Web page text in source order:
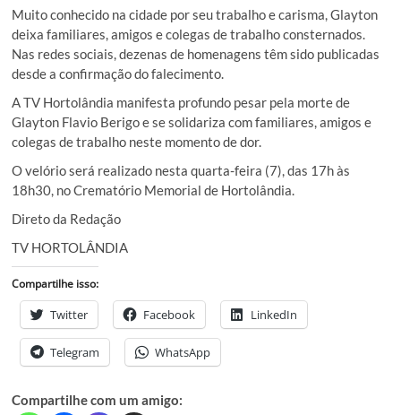
Muito conhecido na cidade por seu trabalho e carisma, Glayton
deixa familiares, amigos e colegas de trabalho consternados.
Nas redes sociais, dezenas de homenagens têm sido publicadas
desde a confirmação do falecimento.
A TV Hortolândia manifesta profundo pesar pela morte de
Glayton Flavio Berigo e se solidariza com familiares, amigos e
colegas de trabalho neste momento de dor.
O velório será realizado nesta quarta-feira (7), das 17h às
18h30, no Crematório Memorial de Hortolândia.
Direto da Redação
TV HORTOLÂNDIA
Compartilhe isso:
Twitter Facebook LinkedIn
Telegram WhatsApp
Compartilhe com um amigo: